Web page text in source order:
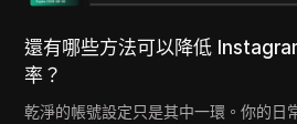
還有哪些方法可以降低
率？
乾淨的帳號設定只是其中一環。你的日